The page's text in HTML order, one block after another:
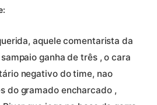
aquele comentarista da
ganha de três , o cara
negativo do time, nao
do gramado encharcado ,